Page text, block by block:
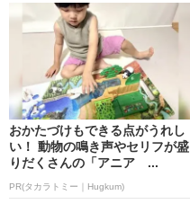
おかたづけもできる点がうれし
い！ 動物の鳴き声やセリフが盛
りだくさんの「アニア ...
PR(タカラトミー｜Hugkum)